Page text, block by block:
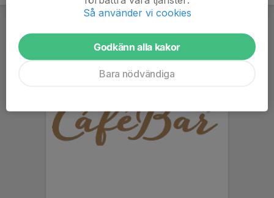
Så använder vi cookies
Godkänn alla kakor
Bara nödvändiga